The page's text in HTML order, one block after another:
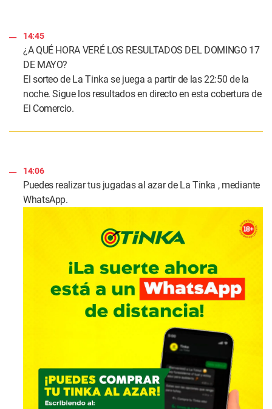
14:45
¿A QUÉ HORA VERÉ LOS RESULTADOS DEL DOMINGO 17
DE MAYO?
El sorteo de La Tinka se juega a partir de las 22:50 de la
noche. Sigue los resultados en directo en esta cobertura de
El Comercio.
14:06
Puedes realizar tus jugadas al azar de La Tinka , mediante
WhatsApp.